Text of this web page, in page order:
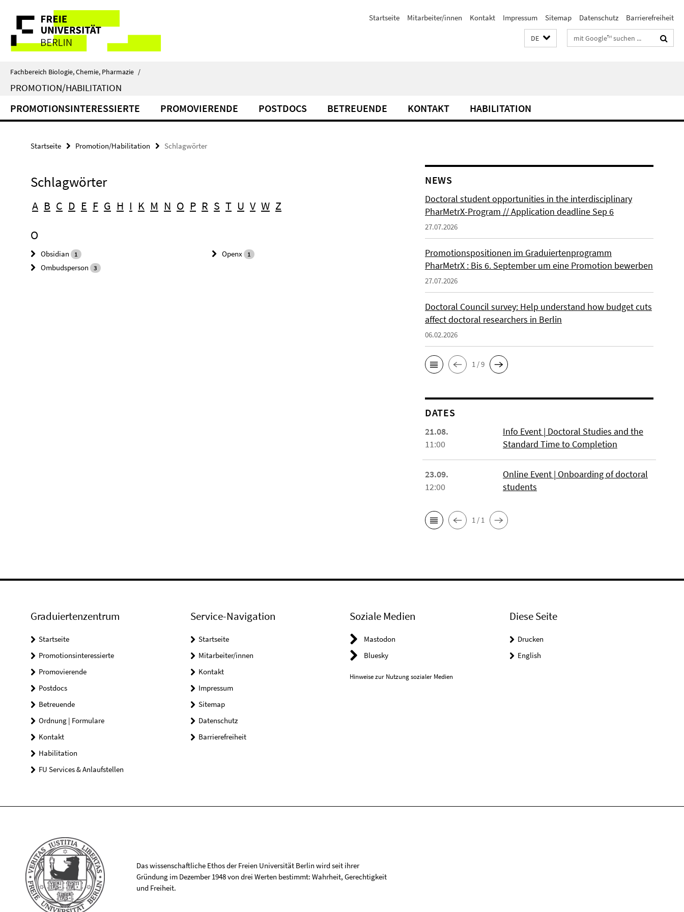
direkt
Inhalt
Service-
Navigation
Startseite Mitarbeiter/innen Kontakt Impressum Sitemap Datenschutz Barrierefreiheit
DE Suchbegriffe
Fachbereich Biologie, Chemie, Pharmazie /
PROMOTION/HABILITATION
PROMOTIONSINTERESSIERTE PROMOVIERENDE POSTDOCS BETREUENDE KONTAKT HABILITATION
Startseite Promotion/Habilitation Schlagwörter
Schlagwörter
A B C D E F G H I K M N O P R S T U V W Z
O
Obsidian 1
Ombudsperson 3
Openx 1
NEWS
Doctoral student opportunities in the interdisciplinary
PharMetrX-Program // Application deadline Sep 6
27.07.2026
Promotionspositionen im Graduiertenprogramm
PharMetrX : Bis 6. September um eine Promotion bewerben
27.07.2026
Doctoral Council survey: Help understand how budget cuts
affect doctoral researchers in Berlin
06.02.2026
1 / 9
DATES
21.08.
11:00
Info Event | Doctoral Studies and the
Standard Time to Completion
23.09.
12:00
Online Event | Onboarding of doctoral
students
1 / 1
Graduiertenzentrum
Startseite
Promotionsinteressierte
Promovierende
Postdocs
Betreuende
Ordnung | Formulare
Kontakt
Habilitation
FU Services & Anlaufstellen
Service-Navigation
Startseite
Mitarbeiter/innen
Kontakt
Impressum
Sitemap
Datenschutz
Barrierefreiheit
Soziale Medien
Mastodon
Bluesky
Hinweise zur Nutzung sozialer Medien
Diese Seite
Drucken
English
Das wissenschaftliche Ethos der Freien Universität Berlin wird seit ihrer
Gründung im Dezember 1948 von drei Werten bestimmt: Wahrheit, Gerechtigkeit
und Freiheit.